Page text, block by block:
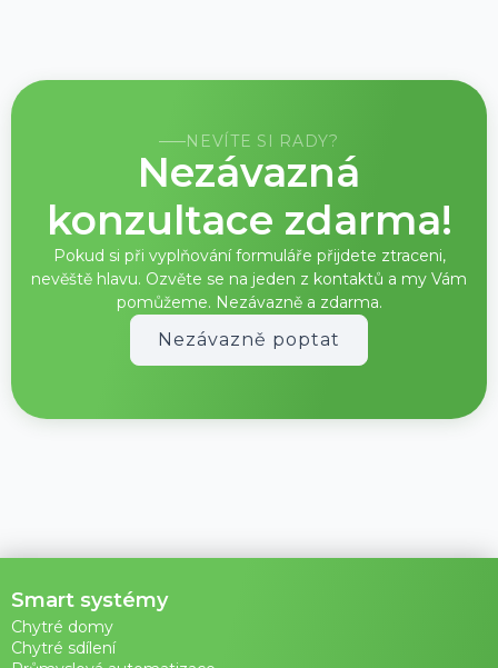
NEVÍTE SI RADY?
Nezávazná
konzultace zdarma!
Pokud si při vyplňování formuláře přijdete ztraceni,
nevěště hlavu. Ozvěte se na jeden z kontaktů a my Vám
pomůžeme. Nezávazně a zdarma.
Nezávazně poptat
Smart systémy
Chytré domy
Chytré sdílení